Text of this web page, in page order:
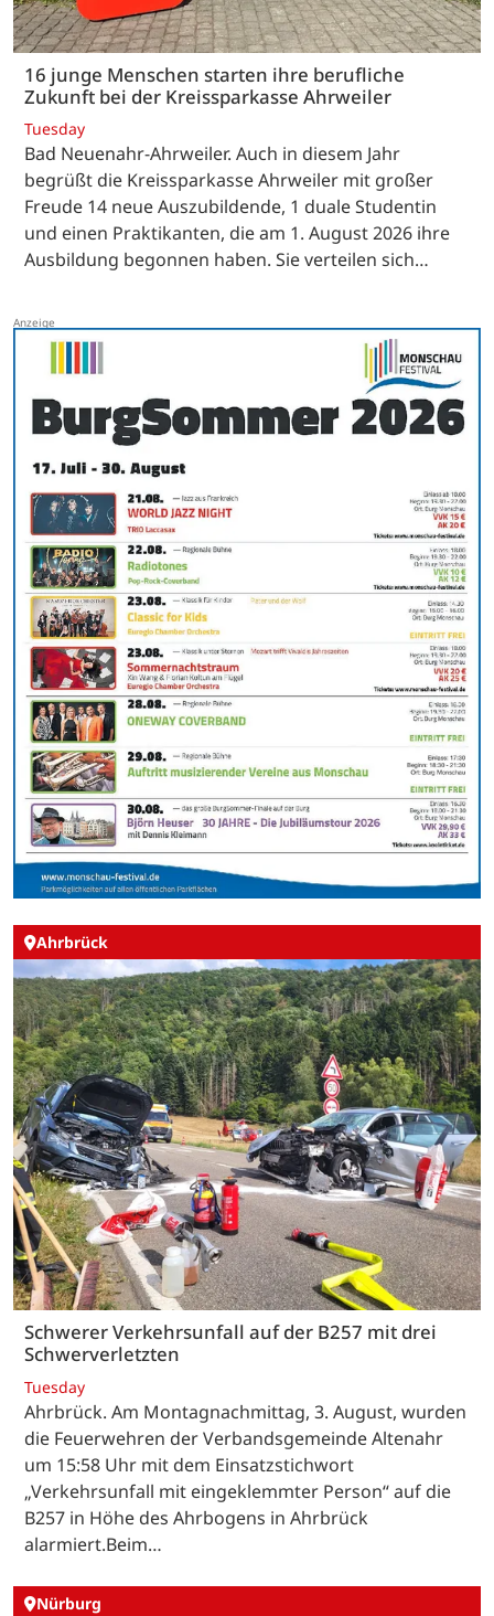
16 junge Menschen starten ihre berufliche
Zukunft bei der Kreissparkasse Ahrweiler
Tuesday
Bad Neuenahr-Ahrweiler. Auch in diesem Jahr
begrüßt die Kreissparkasse Ahrweiler mit großer
Freude 14 neue Auszubildende, 1 duale Studentin
und einen Praktikanten, die am 1. August 2026 ihre
Ausbildung begonnen haben. Sie verteilen sich…
Ahrbrück
Schwerer Verkehrsunfall auf der B257 mit drei
Schwerverletzten
Tuesday
Ahrbrück. Am Montagnachmittag, 3. August, wurden
die Feuerwehren der Verbandsgemeinde Altenahr
um 15:58 Uhr mit dem Einsatzstichwort
„Verkehrsunfall mit eingeklemmter Person“ auf die
B257 in Höhe des Ahrbogens in Ahrbrück
alarmiert.Beim…
Nürburg